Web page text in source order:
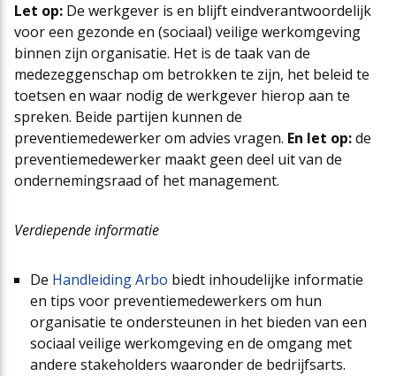
Let op: De werkgever is en blijft eindverantwoordelijk
voor een gezonde en (sociaal) veilige werkomgeving
binnen zijn organisatie. Het is de taak van de
medezeggenschap om betrokken te zijn, het beleid te
toetsen en waar nodig de werkgever hierop aan te
spreken. Beide partijen kunnen de
preventiemedewerker om advies vragen. En let op:de
preventiemedewerker maakt geen deel uit van de
ondernemingsraad of het management.
Verdiepende informatie
De Handleiding Arbo biedt inhoudelijke informatie
en tips voor preventiemedewerkers om hun
organisatie te ondersteunen in het bieden van een
sociaal veilige werkomgeving en de omgang met
andere stakeholders waaronder de bedrijfsarts.